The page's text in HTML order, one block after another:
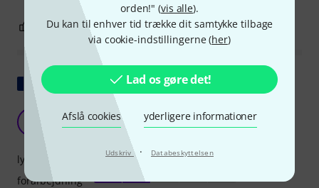
orden!" (vis alle).
Du kan til enhver tid trække dit samtykke tilbage
via cookie-indstillingerne (her)
Lad os gøre det!
Afslå cookies yderligere informationer
Udskriv · Databeskyttelsen
0 ANMELD BEDØMMELSE
Dyrt for hvad det er.
Andry 08.07.2016
lyd
forarbejdning